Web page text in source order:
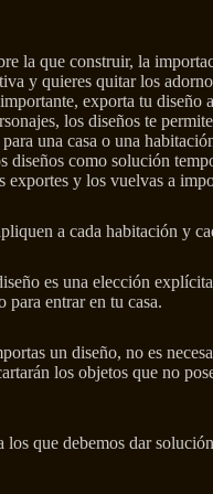
la que construir, la
y quieres quitar los
exporta tu
los diseños te
una casa o una
diseños como solución
exportes y los vuelvas a
a cada habitación y
es una elección
entrar en tu casa.
un diseño, no es
los objetos que no
que debemos dar